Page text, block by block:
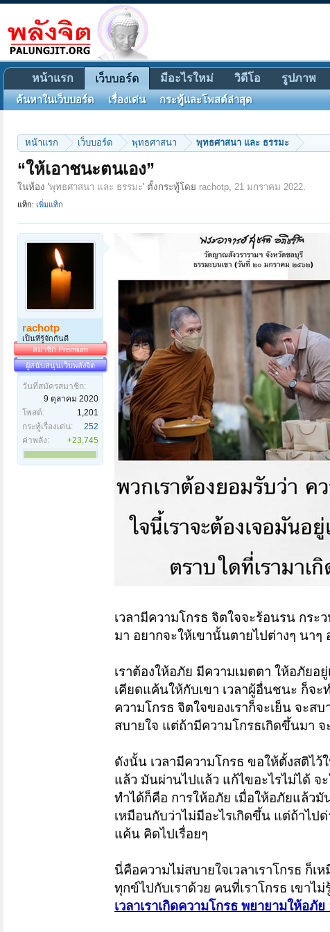
หน้าแรก เว็บบอร์ด พุทธศาสนา พุทธศาสนา และ ธรรมะ
“ให้เอาชนะตนเอง”
ในห้อง 'พุทธศาสนา และ ธรรมะ' ตั้งกระทู้โดย rachotp, 21 มกราคม 2022.
แท็ก: เพิ่มแท็ก
rachotp
เป็นที่รู้จักกันดี
สมาชิก Premium
ผู้สนับสนุนเว็บพลังจิต
วันที่สมัครสมาชิก:
9 ตุลาคม 2020
โพสต์:
1,201
กระทู้เรื่องเด่น:
252
ค่าพลัง:
+23,745
เวลามีความโกรธ จิตใจจะร้อนรน กร
มา อยากจะให้เขานั้นตายไปต่างๆ นาๆ
เราต้องให้อภัย มีความเมตตา ให้อภัยอ
เคียดแค้นให้กับเขา เวลาผู้อื่นชนะ ก็จะ
ความโกรธ จิตใจของเราก็จะเย็น จะ
สบายใจ แต่ถ้ามีความโกรธเกิดขึ้นมา
ดังนั้น เวลามีความโกรธ ขอให้ตั้งสติไว้
แล้ว มันผ่านไปแล้ว แก้ไขอะไรไม่ได้ จะ
ทำได้ก็คือ การให้อภัย เมื่อให้อภัยแล้วมั
เหมือนกับว่าไม่มีอะไรเกิดขึ้น แต่ถ้าไป
แค้น คิดไปเรื่อยๆ
นี่คือความไม่สบายใจเวลาเราโกรธ ก็เ
ทุกข์ไปกับเราด้วย คนที่เราโกรธ เขาไ
เวลาเราเกิดความโกรธ พยายามให้อภั
หน้าแรก เว็บบอร์ด
ค้นหาในเว็บบอร์ด เรื่องเด่น กระทู้และโพสต์ล่าสุด
มีอะไรใหม่ วิดีโอ รูปภาพ